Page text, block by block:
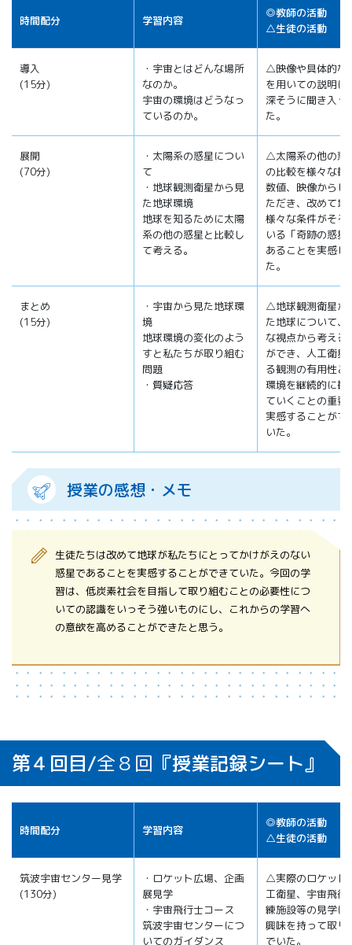
時間配分 学習内容
◎教師の活動
△生徒の活動
導入
(15分)
・宇宙とはどんな場所
なのか。
宇宙の環境はどうなっ
ているのか。
△映像や具体的な
を用いての説明に
深そうに聞き入っ
た。
展開
(70分)
・太陽系の惑星につい
て
・地球観測衛星から見
た地球環境
地球を知るために太陽
系の他の惑星と比較し
て考える。
△太陽系の他の惑
の比較を様々な観
数値、映像からし
ただき、改めて地
様々な条件がそろ
いる「奇跡の惑星
あることを実感し
た。
まとめ
(15分)
・宇宙から見た地球環
境
地球環境の変化のよう
すと私たちが取り組む
問題
・質疑応答
△地球観測衛星か
た地球について、
な視点から考える
ができ、人工衛星
る観測の有用性と
環境を継続的に観
ていくことの重要
実感することがで
いた。
授業の感想・メモ
生徒たちは改めて地球が私たちにとってかけがえのない
惑星であることを実感することができていた。今回の学
習は、低炭素社会を目指して取り組むことの必要性につ
いての認識をいっそう強いものにし、これからの学習へ
の意欲を高めることができたと思う。
第４回目/全８回 『授業記録シート』
時間配分 学習内容
◎教師の活動
△生徒の活動
筑波宇宙センター見学
(130分)
・ロケット広場、企画
展見学
・宇宙飛行士コース
筑波宇宙センターにつ
いてのガイダンス
△実際のロケット
工衛星、宇宙飛行
練施設等の見学に
興味を持って取り
でいた。